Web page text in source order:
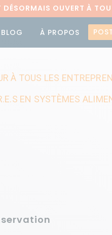
OUVERT À
BLOG À PROPOS
À TOUS LES
EN SYSTÈMES